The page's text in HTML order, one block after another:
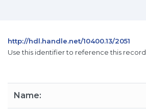
http://hdl.handle.net/10400.13/2051
Use this identifier to reference this record.
Name: